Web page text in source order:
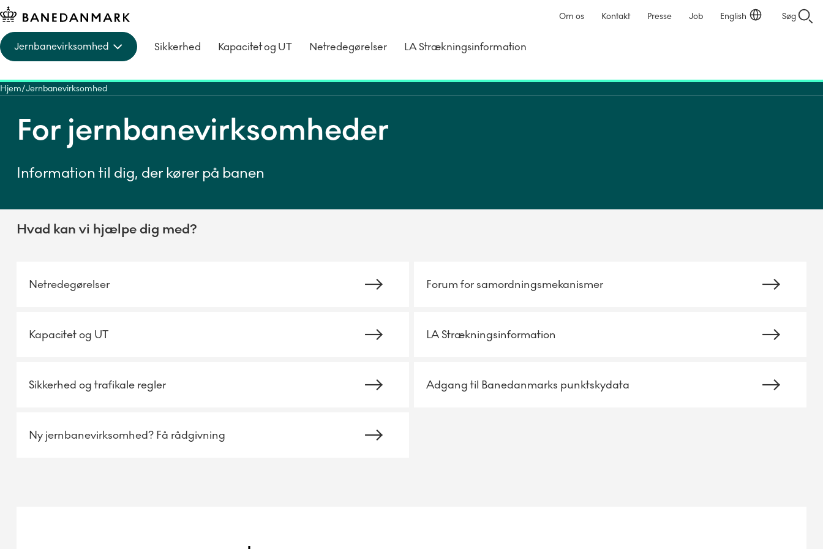
Jernbanevirksomhed Sikkerhed Kapacitet og UT Netredegørelser LA Strækningsinformation
Om os Kontakt Presse Job English Søg
Hjem Jernbanevirksomhed
For jernbanevirksomheder
Information til dig, der kører på banen
Hvad kan vi hjælpe dig med?
Netredegørelser Forum for samordningsmekanismer
Kapacitet og UT LA Strækningsinformation
Sikkerhed og trafikale regler Adgang til Banedanmarks punktskydata
Ny jernbanevirksomhed? Få rådgivning